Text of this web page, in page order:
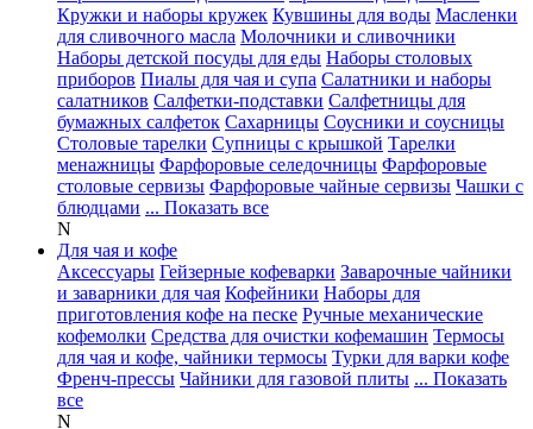
Кружки и наборы кружек Кувшины для воды Масленки
для сливочного масла Молочники и сливочники
Наборы детской посуды для еды Наборы столовых
приборов Пиалы для чая и супа Салатники и наборы
салатников Салфетки-подставки Салфетницы для
бумажных салфеток Сахарницы Соусники и соусницы
Столовые тарелки Супницы с крышкой Тарелки
менажницы Фарфоровые селедочницы Фарфоровые
столовые сервизы Фарфоровые чайные сервизы Чашки с
блюдцами ... Показать все
N
Для чая и кофе
Аксессуары Гейзерные кофеварки Заварочные чайники
и заварники для чая Кофейники Наборы для
приготовления кофе на песке Ручные механические
кофемолки Средства для очистки кофемашин Термосы
для чая и кофе, чайники термосы Турки для варки кофе
Френч-прессы Чайники для газовой плиты ... Показать
все
N